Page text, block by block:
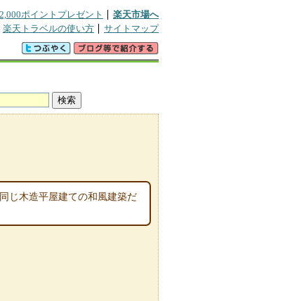
ポイントプレゼント
楽天市場へ
楽天トラベルの使い方 サイトマップ
じ木造平屋建ての和風建築だ